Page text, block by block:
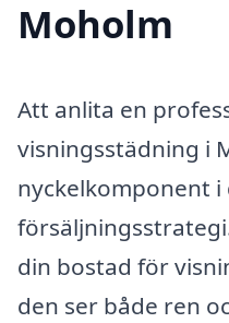
Moholm
Att anlita en
visningsstädning i
nyckelkomponent i
din bostad för
den ser både ren